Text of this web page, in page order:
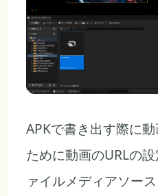
APKで書き出す際に
ために動画のURLの
ァイルメディアソー